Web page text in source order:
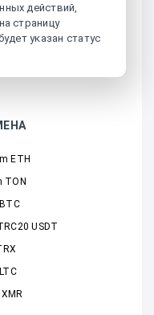
действий,
страницу
указан статус
ETH
TON
USDT